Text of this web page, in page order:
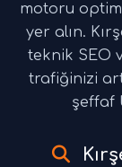
motoru
yer alın.
teknik SEO
trafiğinizi
şeffaf